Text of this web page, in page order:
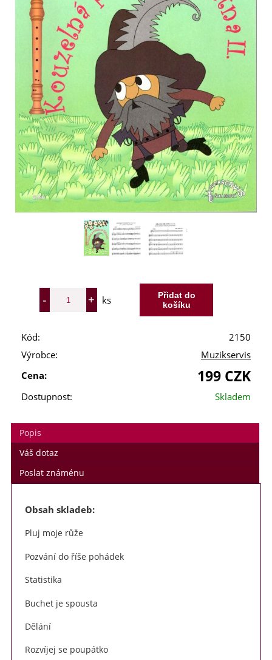
ks
Kód:
2150
Výrobce:
Muzikservis
Cena:
199 CZK
Dostupnost: Skladem
Popis
Váš dotaz
Poslat známénu
Obsah skladeb:
Pluj moje růže
Pozvání do říše pohádek
Statistika
Buchet je spousta
Dělání
Rozvíjej se poupátko
v termínu 3. - 7. srpna 2026 jsem na táborě jako vedoucí. V
Děkuji za pochopení a přeji hezké letní dny
Markéta